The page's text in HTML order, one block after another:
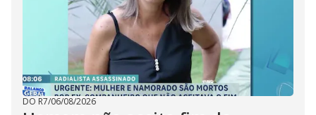
DO R7/06/08/2026